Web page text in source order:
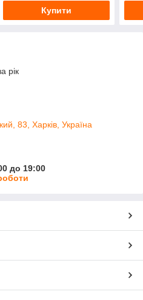
Купити
рік
83, Харків, Україна
до 19:00